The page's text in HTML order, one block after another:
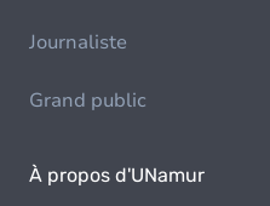
Journaliste
Grand public
À propos d'UNamur